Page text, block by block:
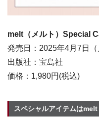
melt（メルト）Special
発売日：2025年4月7日（
出版社：宝島社
価格：1,980円(税込)
スペシャルアイテムは